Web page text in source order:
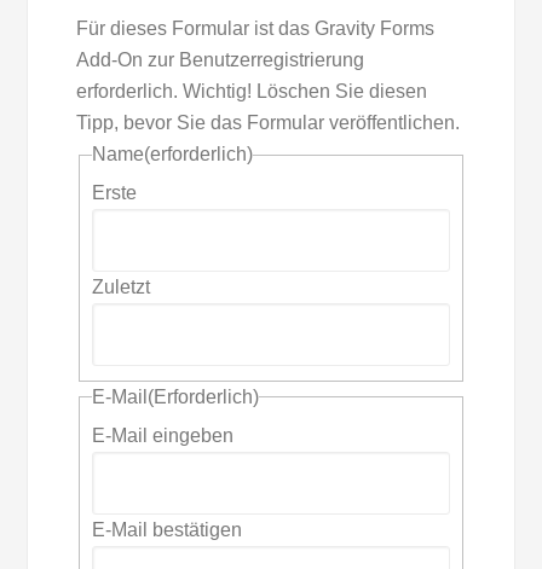
Für dieses Formular ist das Gravity Forms
Add-On zur Benutzerregistrierung
erforderlich. Wichtig! Löschen Sie diesen
Tipp, bevor Sie das Formular veröffentlichen.
Name(erforderlich)
Erste
Zuletzt
E-Mail (Erforderlich)
E-Mail eingeben
E-Mail bestätigen